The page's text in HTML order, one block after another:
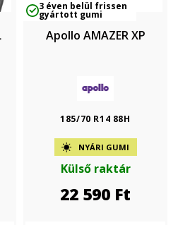
3 éven belül frissen
gyártott gumi
Apollo AMAZER XP
185/70 R14 88H
NYÁRI GUMI
Külső raktár
22 590 Ft